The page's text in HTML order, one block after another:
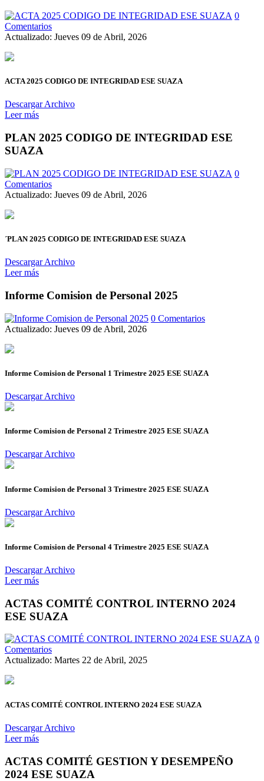
0
Comentarios
Actualizado: Jueves 09 de Abril, 2026
ACTA 2025 CODIGO DE INTEGRIDAD ESE SUAZA
Descargar Archivo
Leer más
PLAN 2025 CODIGO DE INTEGRIDAD ESE
SUAZA
0
Comentarios
Actualizado: Jueves 09 de Abril, 2026
´PLAN 2025 CODIGO DE INTEGRIDAD ESE SUAZA
Descargar Archivo
Leer más
Informe Comision de Personal 2025
0 Comentarios
Actualizado: Jueves 09 de Abril, 2026
Informe Comision de Personal 1 Trimestre 2025 ESE SUAZA
Descargar Archivo
Informe Comision de Personal 2 Trimestre 2025 ESE SUAZA
Descargar Archivo
Informe Comision de Personal 3 Trimestre 2025 ESE SUAZA
Descargar Archivo
Informe Comision de Personal 4 Trimestre 2025 ESE SUAZA
Descargar Archivo
Leer más
ACTAS COMITÉ CONTROL INTERNO 2024
ESE SUAZA
0
Comentarios
Actualizado: Martes 22 de Abril, 2025
ACTAS COMITÉ CONTROL INTERNO 2024 ESE SUAZA
Descargar Archivo
Leer más
ACTAS COMITÉ GESTION Y DESEMPEÑO
2024 ESE SUAZA